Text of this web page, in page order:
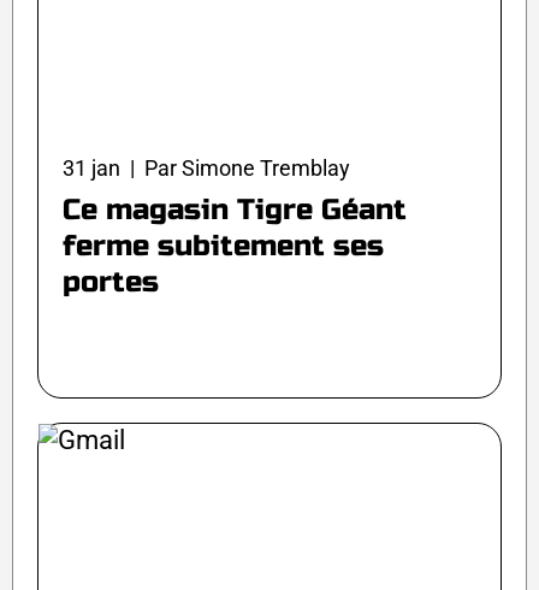
31 jan | Par Simone Tremblay
Ce magasin Tigre Géant
ferme subitement ses
portes